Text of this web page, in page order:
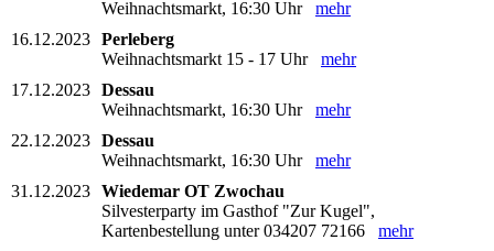
Weihnachtsmarkt, 16:30 Uhr mehr
16.12.2023 Perleberg
Weihnachtsmarkt 15 - 17 Uhr mehr
17.12.2023 Dessau
Weihnachtsmarkt, 16:30 Uhr mehr
22.12.2023 Dessau
Weihnachtsmarkt, 16:30 Uhr mehr
31.12.2023 Wiedemar OT Zwochau
Silvesterparty im Gasthof "Zur Kugel",
Kartenbestellung unter 034207 72166 mehr